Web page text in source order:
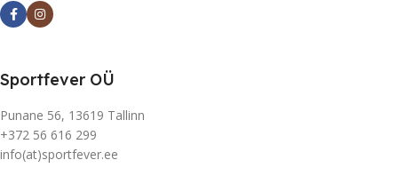
Sportfever OÜ
Punane 56, 13619 Tallinn
+372 56 616 299
info(at)sportfever.ee